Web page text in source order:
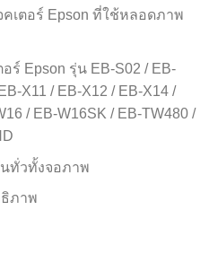
คเตอร์ Epson ที่ใช้หลอดภาพ
ร์ Epson รุ่น EB-S02 / EB-
X11 / EB-X12 / EB-X14 /
/ EB-W16SK / EB-TW480 /
ทั่วทั้งจอภาพ
ธิภาพ